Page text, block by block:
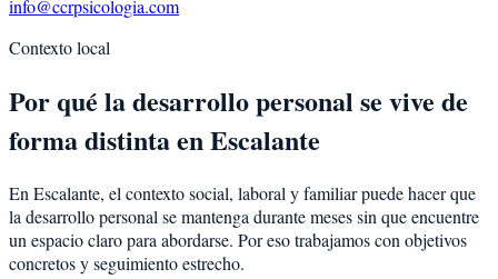
info@ccrpsicologia.com
Contexto local
Por qué la desarrollo personal se vive de
forma distinta en Escalante
En Escalante, el contexto social, laboral y familiar puede hacer que
la desarrollo personal se mantenga durante meses sin que encuentre
un espacio claro para abordarse. Por eso trabajamos con objetivos
concretos y seguimiento estrecho.